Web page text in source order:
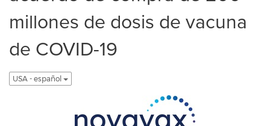
millones de dosis de vacuna
de COVID-19
USA - español